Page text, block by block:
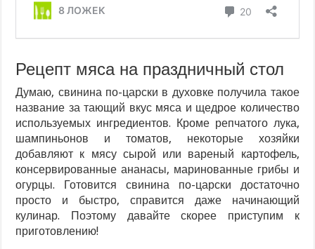
Рецепт мяса на праздничный стол
Думаю, свинина по-царски в духовке получила такое
название за тающий вкус мяса и щедрое количество
используемых ингредиентов. Кроме репчатого лука,
шампиньонов и томатов, некоторые хозяйки
добавляют к мясу сырой или вареный картофель,
консервированные ананасы, маринованные грибы и
огурцы. Готовится свинина по-царски достаточно
просто и быстро, справится даже начинающий
кулинар. Поэтому давайте скорее приступим к
приготовлению!